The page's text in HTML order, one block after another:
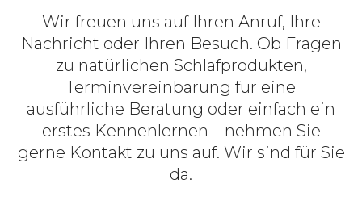
Wir freuen uns auf Ihren Anruf, Ihre
Nachricht oder Ihren Besuch. Ob Fragen
zu natürlichen Schlafprodukten,
Terminvereinbarung für eine
ausführliche Beratung oder einfach ein
erstes Kennenlernen – nehmen Sie
gerne Kontakt zu uns auf. Wir sind für Sie
da.